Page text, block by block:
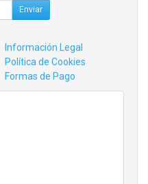
Enviar
Información Legal
Política de Cookies
Formas de Pago